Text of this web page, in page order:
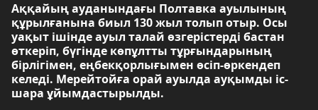
Аққайың ауданындағы Полтавка ауылының
құрылғанына биыл 130 жыл толып отыр. Осы
уақыт ішінде ауыл талай өзгерістерді бастан
өткеріп, бүгінде көпұлтты тұрғындарының
бірлігімен, еңбекқорлығымен өсіп-өркендеп
келеді. Мерейтойға орай ауылда ауқымды іс-
шара ұйымдастырылды.